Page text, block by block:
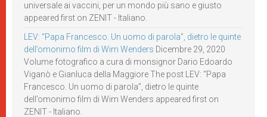
universale ai vaccini, per un mondo più sano e giusto
appeared first on ZENIT - Italiano.
LEV: “Papa Francesco. Un uomo di parola”, dietro le quinte
dell’omonimo film di Wim Wenders Dicembre 29, 2020
Volume fotografico a cura di monsignor Dario Edoardo
Viganò e Gianluca della Maggiore The post LEV: “Papa
Francesco. Un uomo di parola”, dietro le quinte
dell’omonimo film di Wim Wenders appeared first on
ZENIT - Italiano.